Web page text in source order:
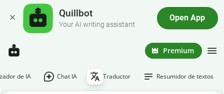
Quillbot
Your AI writing assistant
Open App
Premium
de IA Chat IA Traductor Resumidor de textos